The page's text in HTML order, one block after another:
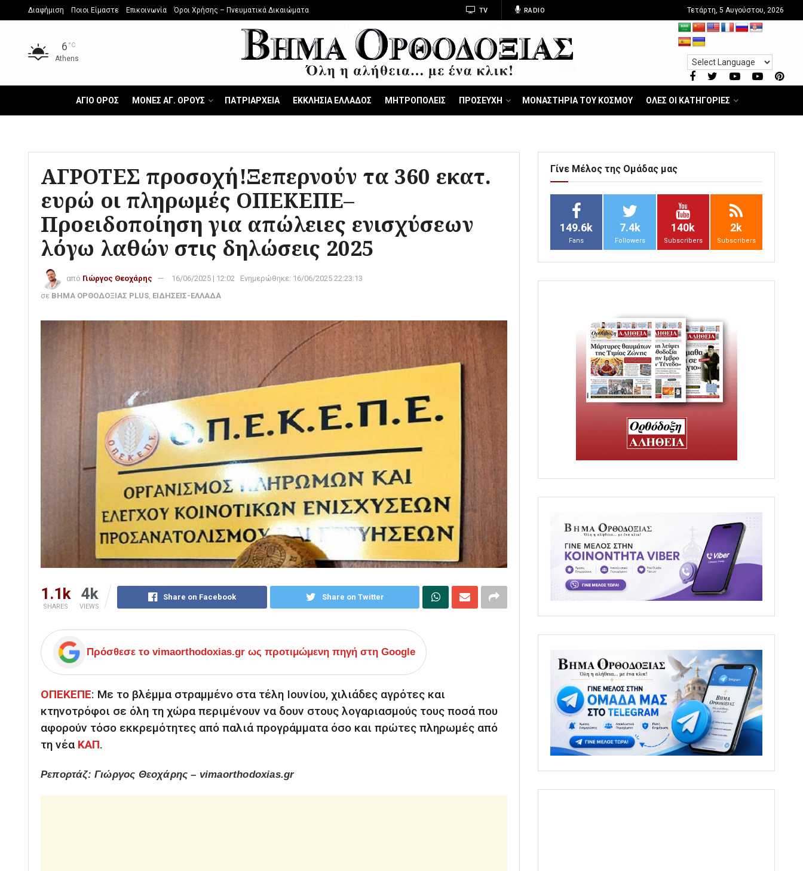
Διαφήμιση Ποιοι Είμαστε Επικοινωνία Όροι Χρήσης – Πνευματικά Δικαιώματα TV RADIO Τετάρτη, 5 Αυγούστου, 2026
6 °C
Athens
ΑΓΙΟ ΟΡΟΣ ΜΟΝΕΣ ΑΓ. ΟΡΟΥΣ ΠΑΤΡΙΑΡΧΕΙΑ ΕΚΚΛΗΣΙΑ ΕΛΛΑΔΟΣ ΜΗΤΡΟΠΟΛΕΙΣ ΠΡΟΣΕΥΧΗ ΜΟΝΑΣΤΗΡΙΑ ΤΟΥ ΚΟΣΜΟΥ ΟΛΕΣ ΟΙ ΚΑΤΗΓΟΡΙΕΣ
ΑΓΡΟΤΕΣ προσοχή!Ξεπερνούν τα 360 εκατ.
ευρώ οι πληρωμές ΟΠΕΚΕΠΕ–
Προειδοποίηση για απώλειες ενισχύσεων
λόγω λαθών στις δηλώσεις 2025
από Γιώργος Θεοχάρης 16/06/2025 | 12:02 Ενημερώθηκε: 16/06/2025 22:23:13
σε ΒΗΜΑ ΟΡΘΟΔΟΞΙΑΣ PLUS, ΕΙΔΗΣΕΙΣ-ΕΛΛΑΔΑ
1.1k
SHARES
4k
VIEWS
Share on Facebook Share on Twitter
Πρόσθεσε το vimaorthodoxias.gr ως προτιμώμενη πηγή στη Google
ΟΠΕΚΕΠΕ: Με το βλέμμα στραμμένο στα τέλη Ιουνίου, χιλιάδες αγρότες και
κτηνοτρόφοι σε όλη τη χώρα περιμένουν να δουν στους λογαριασμούς τους ποσά που
αφορούν τόσο εκκρεμότητες από παλιά προγράμματα όσο και πρώτες πληρωμές από
τη νέα ΚΑΠ.
Ρεπορτάζ: Γιώργος Θεοχάρης – vimaorthodoxias.gr
Γίνε Μέλος της Ομάδας μας
149.6k
Fans
7.4k
Followers
140k
Subscribers
2k
Subscribers